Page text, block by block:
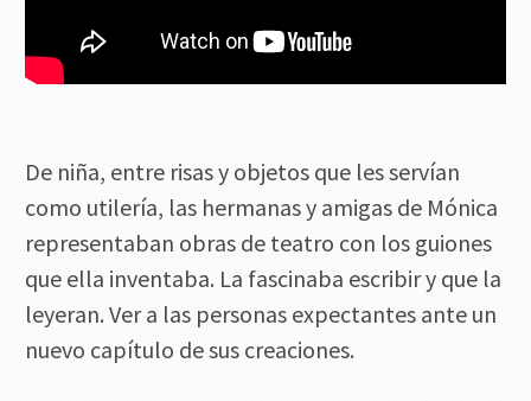
De niña, entre risas y objetos que les servían
como utilería, las hermanas y amigas de Mónica
representaban obras de teatro con los guiones
que ella inventaba. La fascinaba escribir y que la
leyeran. Ver a las personas expectantes ante un
nuevo capítulo de sus creaciones.